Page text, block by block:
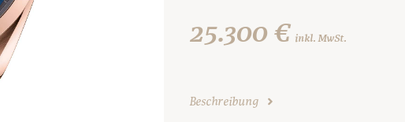
25.300 € inkl. MwSt.
Beschreibung